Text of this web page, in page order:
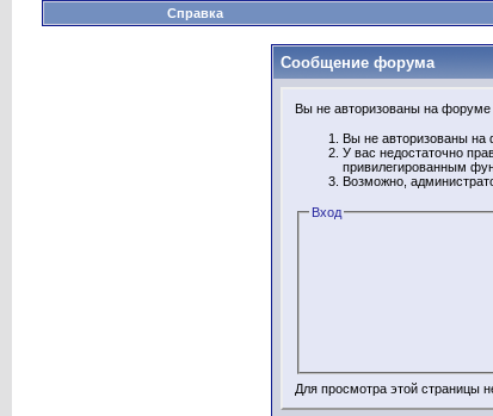
Справка
Сообщение форума
Вы не авторизованы на форуме
Вы не авторизованы на
У вас недостаточно
привилегированным
Возможно,
Вход
Для просмотра этой страницы